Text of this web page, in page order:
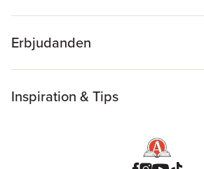
Erbjudanden
Inspiration & Tips